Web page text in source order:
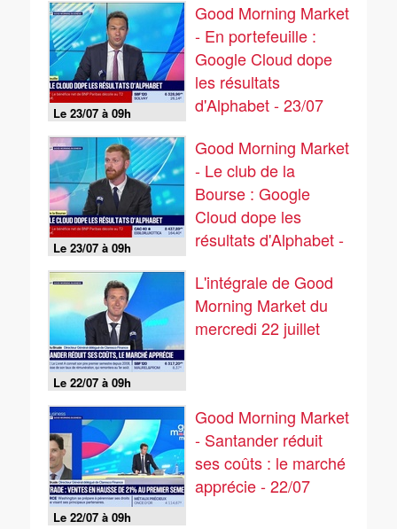
Le 23/07 à 09h
Good Morning Market
- En portefeuille :
Google Cloud dope
les résultats
d'Alphabet - 23/07
Le 23/07 à 09h
Good Morning Market
- Le club de la
Bourse : Google
Cloud dope les
résultats d'Alphabet -
Le 22/07 à 09h
L'intégrale de Good
Morning Market du
mercredi 22 juillet
Le 22/07 à 09h
Good Morning Market
- Santander réduit
ses coûts : le marché
apprécie - 22/07